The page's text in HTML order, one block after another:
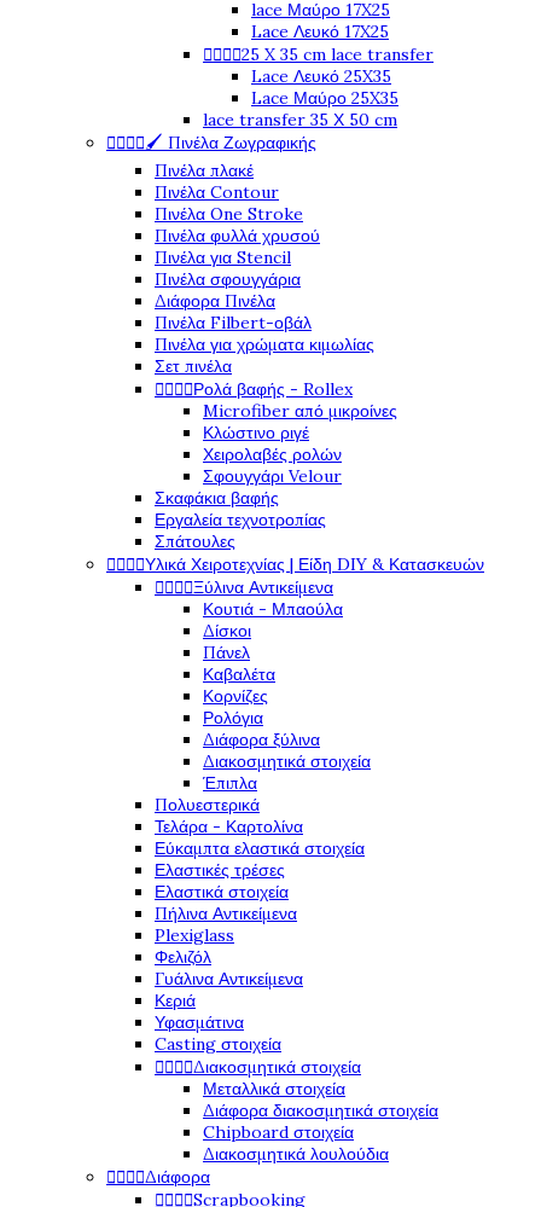
lace Μαύρο 17X25
Lace Λευκό 17X25
25 X 35 cm lace transfer
Lace Λευκό 25X35
Lace Μαύρο 25X35
lace transfer 35 Χ 50 cm
🖌️ Πινέλα Ζωγραφικής
Πινέλα πλακέ
Πινέλα Contour
Πινέλα One Stroke
Πινέλα φυλλά χρυσού
Πινέλα για Stencil
Πινέλα σφουγγάρια
Διάφορα Πινέλα
Πινέλα Filbert-οβάλ
Πινέλα για χρώματα κιμωλίας
Σετ πινέλα
Ρολά βαφής - Rollex
Microfiber από μικροίνες
Κλώστινο ριγέ
Χειρολαβές ρολών
Σφουγγάρι Velour
Σκαφάκια βαφής
Εργαλεία τεχνοτροπίας
Σπάτουλες
Υλικά Χειροτεχνίας | Είδη DIY & Κατασκευών
Ξύλινα Αντικείμενα
Κουτιά - Μπαούλα
Δίσκοι
Πάνελ
Καβαλέτα
Κορνίζες
Ρολόγια
Διάφορα ξύλινα
Διακοσμητικά στοιχεία
Έπιπλα
Πολυεστερικά
Τελάρα - Καρτολίνα
Εύκαμπτα ελαστικά στοιχεία
Ελαστικές τρέσες
Ελαστικά στοιχεία
Πήλινα Αντικείμενα
Plexiglass
Φελιζόλ
Γυάλινα Αντικείμενα
Κεριά
Υφασμάτινα
Casting στοιχεία
Διακοσμητικά στοιχεία
Μεταλλικά στοιχεία
Διάφορα διακοσμητικά στοιχεία
Chipboard στοιχεία
Διακοσμητικά λουλούδια
Διάφορα
Scrapbooking